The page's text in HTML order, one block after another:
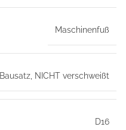
Maschinenfuß
Bausatz, NICHT verschweißt
D16